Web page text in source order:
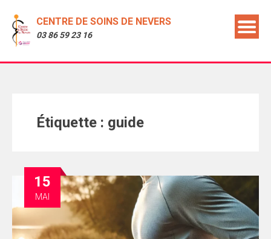
CENTRE DE SOINS DE NEVERS
03 86 59 23 16
Étiquette : guide
15
MAI